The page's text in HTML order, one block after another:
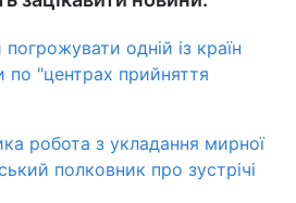
погрожувати одній із країн
"центрах прийняття
робота з укладання мирної
полковник про зустрічі